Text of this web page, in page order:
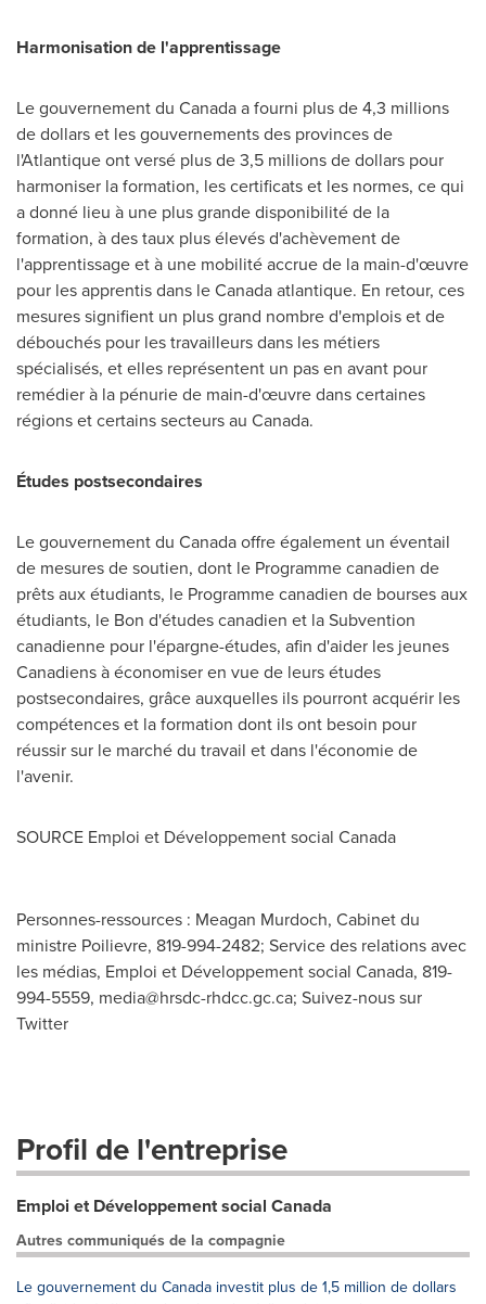
Harmonisation de l'apprentissage
Le gouvernement du Canadaa fourni plus de 4,3 millions
de dollars et les gouvernements des provinces de
l'Atlantique ont versé plus de 3,5 millions de dollars pour
harmoniser la formation, les certificats et les normes, ce qui
a donné lieu à une plus grande disponibilité de la
formation, à des taux plus élevés d'achèvement de
l'apprentissage et à une mobilité accrue de la main-d'œuvre
pour les apprentis dans leCanadaatlantique. En retour, ces
mesures signifient un plus grand nombre d'emplois et de
débouchés pour les travailleurs dans les métiers
spécialisés, et elles représentent un pas en avant pour
remédier à la pénurie de main-d'œuvre dans certaines
régions et certains secteurs au Canada.
Études postsecondaires
Le gouvernement du Canadaoffre également un éventail
de mesures de soutien, dont le Programme canadien de
prêts aux étudiants, le Programme canadien de bourses aux
étudiants, le Bon d'études canadien et la Subvention
canadienne pour l'épargne-études, afin d'aider les jeunes
Canadiens à économiser en vue de leurs études
postsecondaires, grâce auxquelles ils pourront acquérir les
compétences et la formation dont ils ont besoin pour
réussir sur le marché du travail et dans l'économie de
l'avenir.
SOURCE Emploi et Développement social Canada
Personnes-ressources : Meagan Murdoch, Cabinet du
ministre Poilievre, 819-994-2482; Service des relations avec
les médias, Emploi et Développement social Canada, 819-
994-5559, media@hrsdc-rhdcc.gc.ca; Suivez-nous sur
Twitter
Profil de l'entreprise
Emploi et Développement social Canada
Autres communiqués de la compagnie
Le gouvernement du Canada investit plus de 1,5 million de dollars